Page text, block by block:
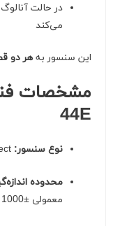
در حالت
می‌کند
این سنسور بههر دو
مشخصات
44E
نوع سنسور: 44E Hall Effect
محدوده
معمولی ±1000 گاوس